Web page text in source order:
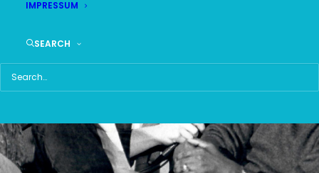
IMPRESSUM
SEARCH